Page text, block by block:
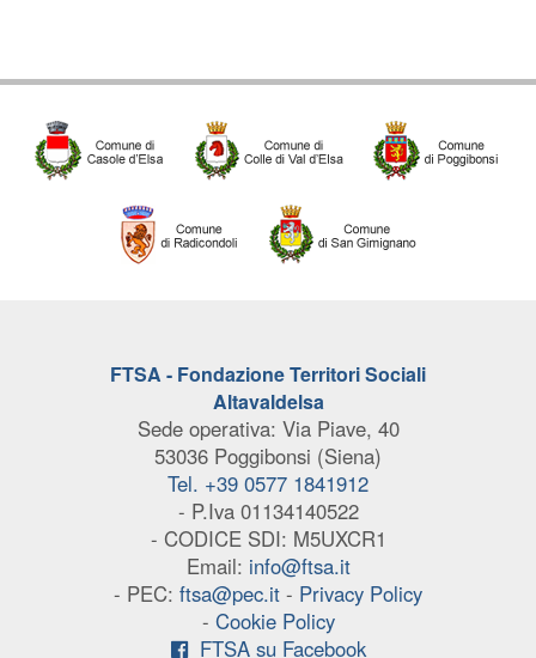
FTSA - Fondazione Territori Sociali
Altavaldelsa
Sede operativa: Via Piave, 40
53036 Poggibonsi (Siena)
Tel. +39 0577 1841912
- P.Iva 01134140522
- CODICE SDI: M5UXCR1
Email: info@ftsa.it
- PEC: ftsa@pec.it - Privacy Policy
- Cookie Policy
FTSA su Facebook